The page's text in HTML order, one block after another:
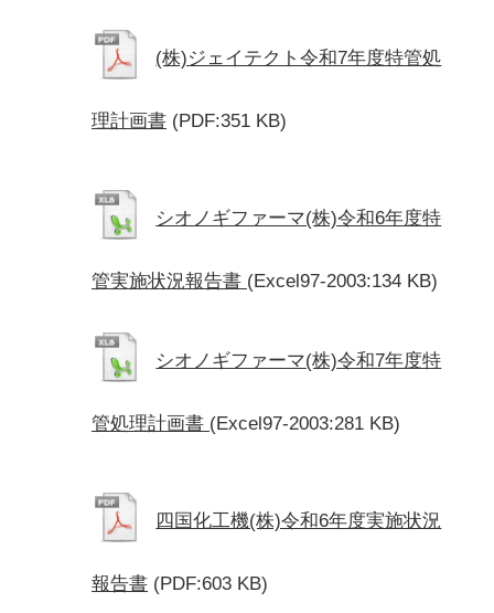
(株)ジェイテクト令和7年度特管処
理計画書 (PDF:351 KB)
シオノギファーマ(株)令和6年度特
管実施状況報告書 (Excel97-2003:134 KB)
シオノギファーマ(株)令和7年度特
管処理計画書 (Excel97-2003:281 KB)
四国化工機(株)令和6年度実施状況
報告書 (PDF:603 KB)